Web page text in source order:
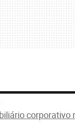
corporativo